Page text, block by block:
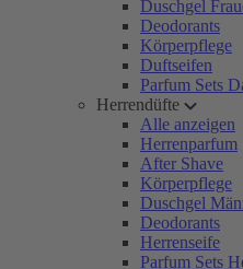
Duschgel
Deodorants
Körperpflege
Duftseifen
Parfum Sets
Herrendüfte
Alle anzeigen
Herrenparfum
After Shave
Körperpflege
Duschgel
Deodorants
Herrenseife
Parfum Sets